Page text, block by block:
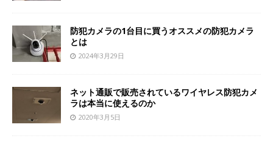
防犯カメラの1台目に買うオススメの防犯カメラ
とは
2024年3月29日
ネット通販で販売されているワイヤレス防犯カメ
ラは本当に使えるのか
2020年3月5日